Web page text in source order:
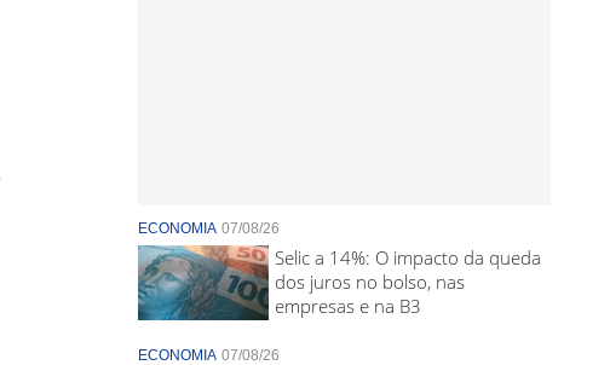
ECONOMIA 07/08/26
Selic a 14%: O impacto da queda
dos juros no bolso, nas
empresas e na B3
ECONOMIA 07/08/26